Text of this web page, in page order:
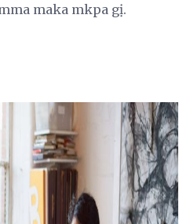
maka mkpa gị.